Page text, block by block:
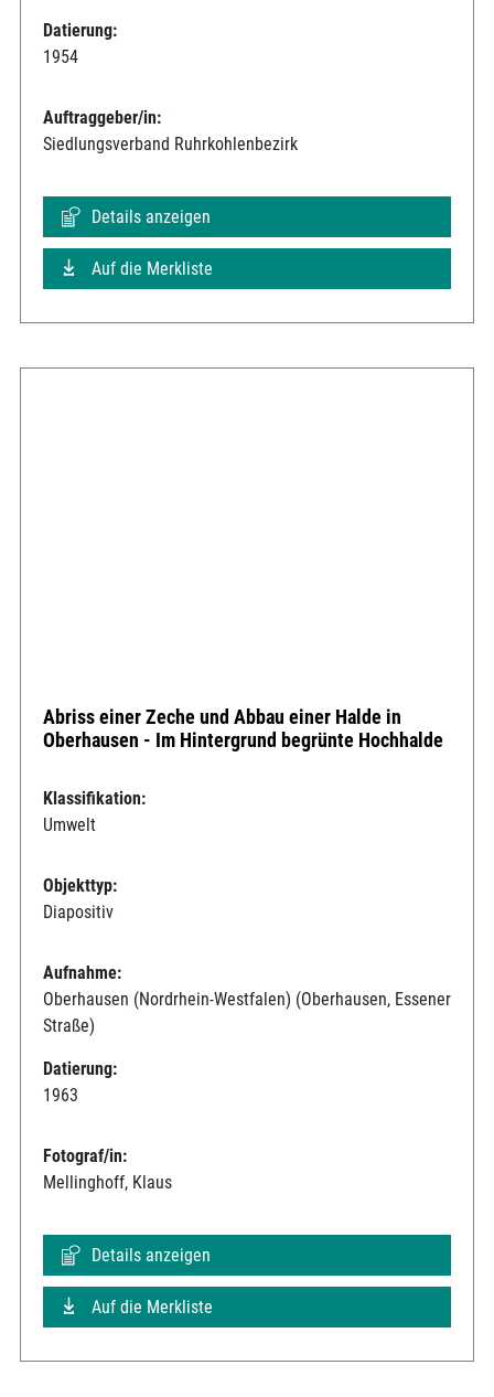
Datierung:
1954
Auftraggeber/in:
Siedlungsverband Ruhrkohlenbezirk
Details anzeigen
Auf die Merkliste
Abriss einer Zeche und Abbau einer Halde in
Oberhausen - Im Hintergrund begrünte Hochhalde
Klassifikation:
Umwelt
Objekttyp:
Diapositiv
Aufnahme:
Oberhausen (Nordrhein-Westfalen) (Oberhausen, Essener
Straße)
Datierung:
1963
Fotograf/in:
Mellinghoff, Klaus
Details anzeigen
Auf die Merkliste